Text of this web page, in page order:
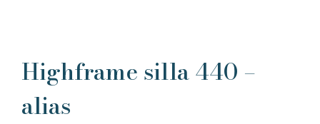
Highframe silla 440 –
alias